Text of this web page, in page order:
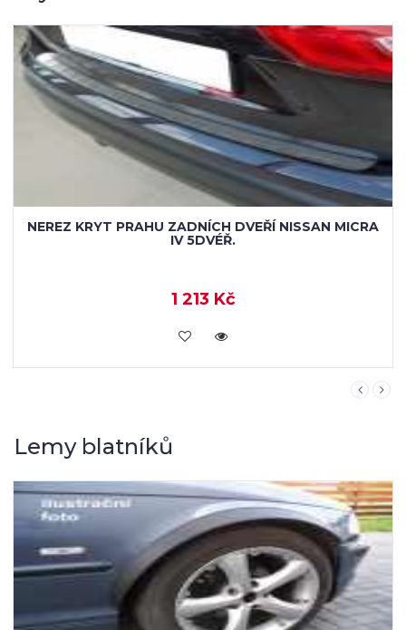
NEREZOVÝ KRYT PRAHU ZADNÍCH DVEŘÍ NISSAN
MICRA V 5DVÉŘ.
1 418 Kč
KOUPIT
Lemy blatníků